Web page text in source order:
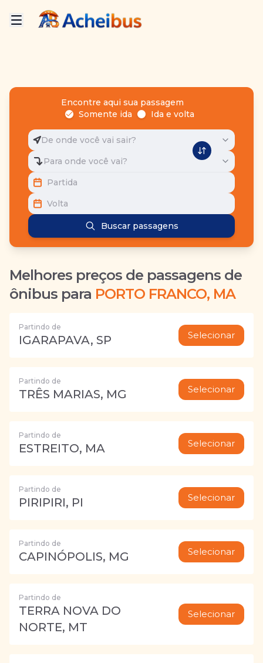
Encontre aqui sua passagem
Somente ida
Ida e volta
De onde você vai sair?
Para onde você vai?
Partida
Volta
Buscar passagens
Melhores preços de passagens de
ônibus para PORTO FRANCO, MA
Partindo de
IGARAPAVA, SP Selecionar
Partindo de
TRÊS MARIAS, MG Selecionar
Partindo de
ESTREITO, MA Selecionar
Partindo de
PIRIPIRI, PI Selecionar
Partindo de
CAPINÓPOLIS, MG Selecionar
Partindo de
TERRA NOVA DO
NORTE, MT
Selecionar